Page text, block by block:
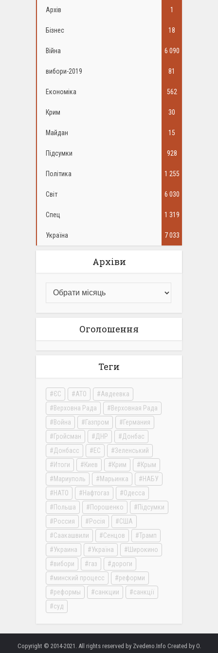
Архів 1
Бізнес 18
Війна 6 090
вибори-2019 81
Економіка 562
Крим 30
Майдан 15
Підсумки 928
Політика 1 255
Світ 6 030
Спец 1 319
Україна 7 033
Архіви
Оголошення
Теги
ЄС АТО
Авдеевка
Верховна Рада
Верховная Рада
Война
Газпром
Германия
Гройсман
ДНР
Донбас
Донбасс
ЕС
Зеленський
Итоги
Киев Крим
Крым
Мариуполь
Марьинка
НАБУ
НАТО
Нафтогаз
Одесса
Польша
Порошенко
Підсумки
Россия
Росія
США
Саакашвили
Сенцов
Трамп
Украина
Україна
Широкино
вибори
газ
дороги
минский процесс
реформи
реформы
санкции
санкції
суд
Copyright © 2014-2021. All rights reserved by Zvedeno.Info Created by O.